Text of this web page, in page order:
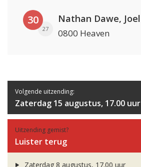
30
27 0800 Heaven
Volgende uitzending:
Zaterdag 15 augustus, 17.00 uur
Uitzending gemist?
Luister terug
Zaterdag 8 augustus, 17.00 uur